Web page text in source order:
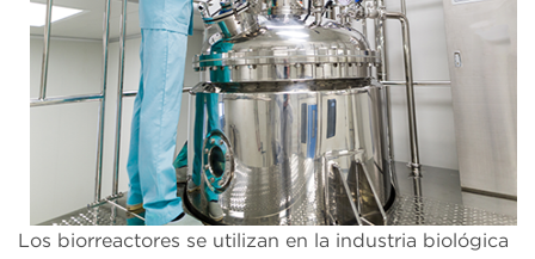
Los biorreactores se utilizan en la industria biológica